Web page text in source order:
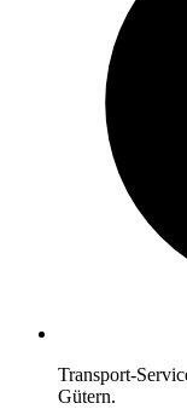
Transport-
Gütern.